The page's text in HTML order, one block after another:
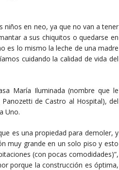
niños en neo, ya que no van a tener
a sus chiquitos o quedarse en
es lo mismo la leche de una madre
cuidando la calidad de vida del
María Iluminada (nombre que le
de Castro al Hospital), del
Uno.
es una propiedad para demoler, y
muy grande en un solo piso y esto
(con pocas comodidades)”,
porque la construcción es óptima,